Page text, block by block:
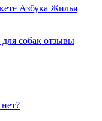
Азбука Жилья
собак отзывы